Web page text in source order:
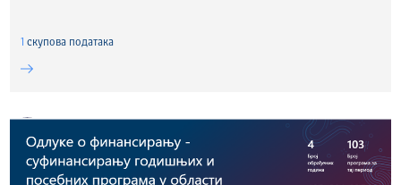
скуповa података